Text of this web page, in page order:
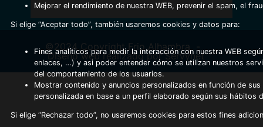
©2024 Copyright Frio Alhambra
Diseño web realizado por Servynet
Mejorar el rendimiento de nuestra WEB, prevenir el spam, el
Si elige “Aceptar todo”, también usaremos cookies y datos para:
Fines analíticos para medir la interacción con nuestra WEB
enlaces, …) y asi poder entender cómo se utilizan nuestros
del comportamiento de los usuarios.
Mostrar contenido y anuncios personalizados en función de
personalizada en base a un perfil elaborado según sus hábitos
Si elige “Rechazar todo”, no usaremos cookies para estos fines